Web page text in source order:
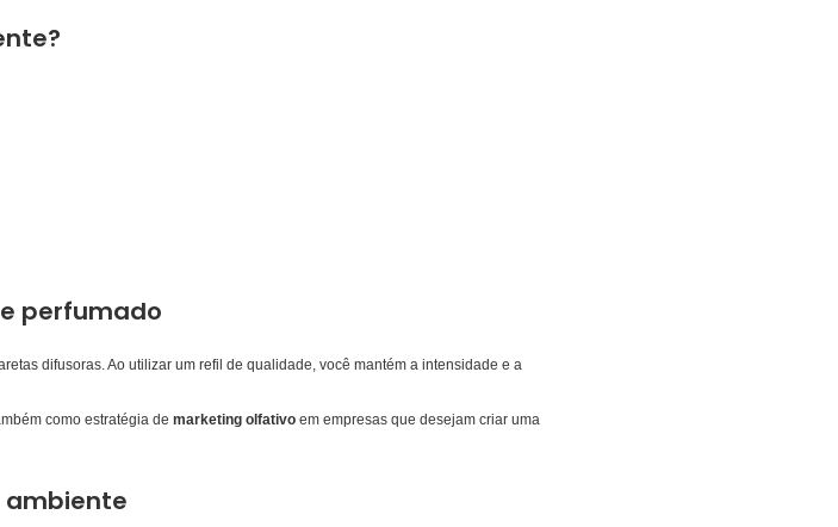
perfumado
difusoras. Ao utilizar um refil de qualidade, você mantém a intensidade e a
como estratégia de marketing olfativo em empresas que desejam criar uma
ambiente